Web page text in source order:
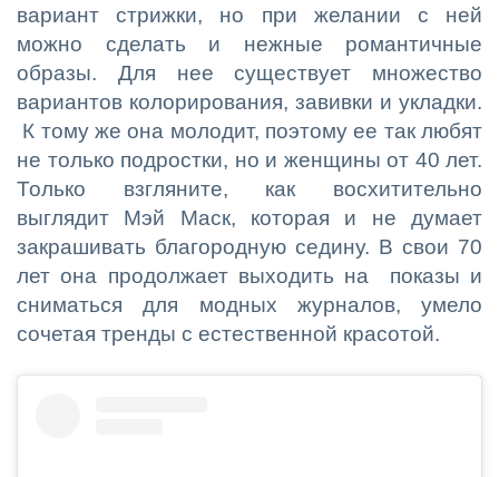
вариант стрижки, но при желании с ней
можно сделать и нежные романтичные
образы. Для нее существует множество
вариантов колорирования, завивки и укладки.
К тому же она молодит, поэтому ее так любят
не только подростки, но и женщины от 40 лет.
Только взгляните, как восхитительно
выглядит Мэй Маск, которая и не думает
закрашивать благородную седину. В свои 70
лет она продолжает выходить на показы и
сниматься для модных журналов, умело
сочетая тренды с естественной красотой.